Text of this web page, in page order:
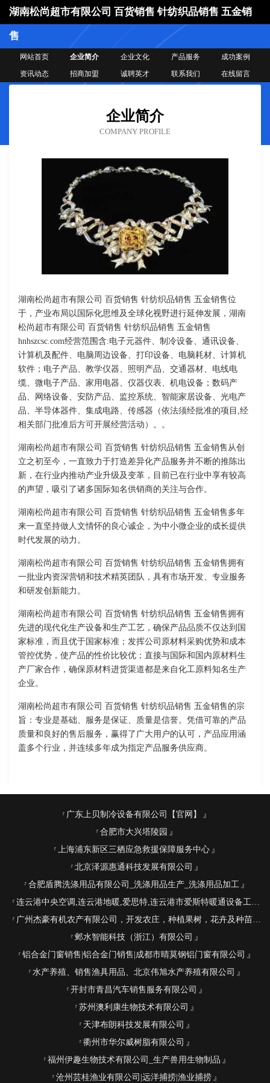
湖南松尚超市有限公司 百货销售 针纺织品销售 五金销
售
网站首页 企业简介 企业文化 产品服务
成功案例
资讯动态
招商加盟 诚聘英才 联系我们 在线留言
企业简介
COMPANY PROFILE
湖南松尚超市有限公司 百货销售 针纺织品销售 五金销售位
于，产业布局以国际化思维及全球化视野进行延伸发展，湖南
松尚超市有限公司 百货销售 针纺织品销售 五金销售
hnhszcsc.com经营范围含:电子元器件、制冷设备、通讯设备、
计算机及配件、电脑周边设备、打印设备、电脑耗材、计算机
软件；电子产品、教学仪器、照明产品、交通器材、电线电
缆、微电子产品、家用电器、仪器仪表、机电设备；数码产
品、网络设备、安防产品、监控系统、智能家居设备、光电产
品、半导体器件、集成电路、传感器（依法须经批准的项目,经
相关部门批准后方可开展经营活动）。。
湖南松尚超市有限公司 百货销售 针纺织品销售 五金销售从创
立之初至今，一直致力于打造差异化产品服务并不断的推陈出
新，在行业内推动产业升级及变革，目前已在行业中享有较高
的声望，吸引了诸多国际知名供销商的关注与合作。
湖南松尚超市有限公司 百货销售 针纺织品销售 五金销售多年
来一直坚持做人文情怀的良心诚企，为中小微企业的成长提供
时代发展的动力。
湖南松尚超市有限公司 百货销售 针纺织品销售 五金销售拥有
一批业内资深营销和技术精英团队，具有市场开发、专业服务
和研发创新能力。
湖南松尚超市有限公司 百货销售 针纺织品销售 五金销售拥有
先进的现代化生产设备和生产工艺，确保产品品质不仅达到国
家标准，而且优于国家标准；发挥公司原材料采购优势和成本
管控优势，使产品的性价比较优；直接与国际和国内原材料生
产厂家合作，确保原材料进货渠道都是来自化工原料知名生产
企业。
湖南松尚超市有限公司 百货销售 针纺织品销售 五金销售的宗
旨：专业是基础、服务是保证、质量是信誉。凭借可靠的产品
质量和良好的售后服务，赢得了广大用户的认可，产品应用涵
盖多个行业，并连续多年成为指定产品服务供应商。
广东上贝制冷设备有限公司【官网】
合肥市大兴塔陵园
上海浦东新区三栖应急救援保障服务中心
北京泽源惠通科技发展有限公司
合肥盾腾洗涤用品有限公司_洗涤用品生产_洗涤用品加工
连云港中央空调,连云港地暖,爱思特,连云港市爱斯特暖通设备工程有限公司
广州杰豪有机农产有限公司，开发农庄，种植果树，花卉及种苗繁殖，禽畜水产养殖及加工
邺水智能科技（浙江）有限公司
铝合金门窗销售|铝合金门销售|成都市晴莫钢铝门窗有限公司
水产养殖、销售渔具用品、北京伟旭水产养殖有限公司
开封市青昌汽车销售服务有限公司
苏州澳利康生物技术有限公司
天津布朗科技发展有限公司
衢州市华尔威树脂有限公司
福州伊趣生物技术有限公司_生产兽用生物制品
沧州芸桂渔业有限公司|远洋捕捞|渔业捕捞